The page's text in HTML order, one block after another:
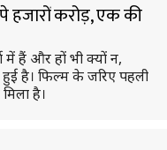
हजारों करोड़, एक की
में हैं और हाें भी क्यों न,
हुई है। फिल्म के जरिए पहली
है।